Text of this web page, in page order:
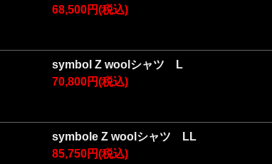
68,500円(税込)
symbol Z woolシャツ L
70,800円(税込)
symbole Z woolシャツ LL
85,750円(税込)